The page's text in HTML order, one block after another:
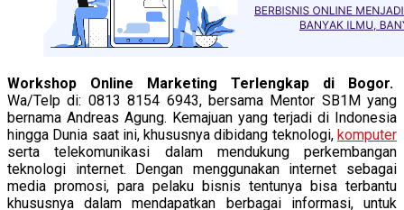
Workshop Online Marketing Terlengkap di Bogor.
Wa/Telp di: 0813 8154 6943, bersama Mentor SB1M yang
bernama Andreas Agung. Kemajuan yang terjadi di Indonesia
hingga Dunia saat ini, khususnya dibidang teknologi, komputer
serta telekomunikasi dalam mendukung perkembangan
teknologi internet. Dengan menggunakan internet sebagai
media promosi, para pelaku bisnis tentunya bisa terbantu
khususnya dalam mendapatkan berbagai informasi, untuk